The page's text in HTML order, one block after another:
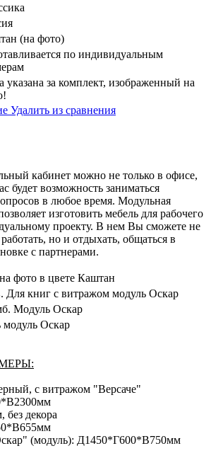
(на фото)
по индивидуальным
указана за комплект, изображенный на
Удалить из сравнения
кабинет можно не только в офисе,
будет возможность заниматься
в любое время. Модульная
изготовить мебель для рабочего
проекту. В нем Вы сможете не
но и отдыхать, общаться в
с партнерами.
фото в цвете Каштан
книг с витражом модуль Оскар
Модуль Оскар
модуль Оскар
с витражом "Версаче"
декора
(модуль): Д1450*Г600*В750мм